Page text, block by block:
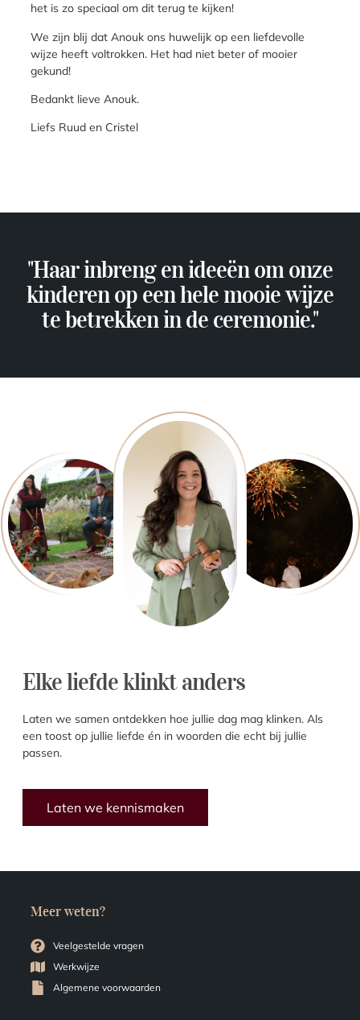
het is zo speciaal om dit terug te kijken!
We zijn blij dat Anouk ons huwelijk op een liefdevolle
wijze heeft voltrokken. Het had niet beter of mooier
gekund!
Bedankt lieve Anouk.
Liefs Ruud en Cristel
"Haar inbreng en ideeën om onze
kinderen op een hele mooie wijze
te betrekken in de ceremonie."
Elke liefde klinkt anders
Laten we samen ontdekken hoe jullie dag mag klinken. Als
een toost op jullie liefde én in woorden die echt bij jullie
passen.
Laten we kennismaken
Meer weten?
Veelgestelde vragen
Werkwijze
Algemene voorwaarden